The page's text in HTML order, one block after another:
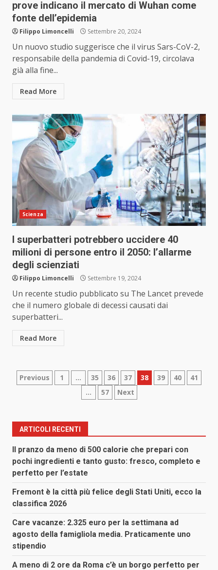
prove indicano il mercato di Wuhan come
fonte dell’epidemia
Filippo Limoncelli Settembre 20, 2024
Un nuovo studio suggerisce che il virus Sars-CoV-2,
responsabile della pandemia di Covid-19, circolava
già alla fine...
Read More
Scienza
I superbatteri potrebbero uccidere 40
milioni di persone entro il 2050: l’allarme
degli scienziati
Filippo Limoncelli Settembre 19, 2024
Un recente studio pubblicato su The Lancet prevede
che il numero globale di decessi causati dai
superbatteri...
Read More
Paginazione
articoli
Previous 1 … 35 36 37 38 39 40
41
…
57 Next
ARTICOLI RECENTI
Il pranzo da meno di 500 calorie che prepari con
pochi ingredienti e tanto gusto: fresco, completo e
perfetto per l’estate
Fremont è la città più felice degli Stati Uniti, ecco la
classifica 2026
Care vacanze: 2.325 euro per la settimana ad
agosto della famigliola media. Praticamente uno
stipendio
A meno di 2 ore da Roma c’è un borgo perfetto per